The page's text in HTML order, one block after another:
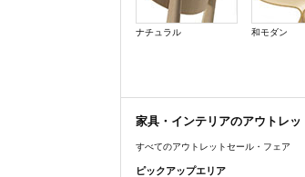
ナチュラル 和モダン
家具・インテリアのアウトレ
すべてのアウトレットセール・フェア
ピックアップエリア